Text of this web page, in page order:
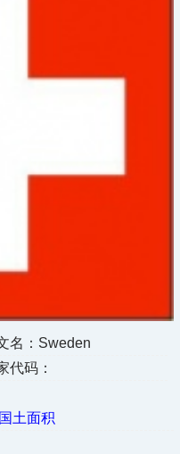
名：Sweden
代码：
土面积